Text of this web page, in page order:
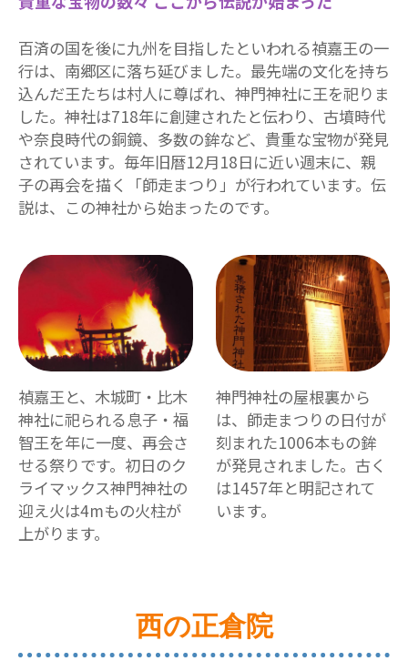
百済の国を後に九州を目指したといわれる禎嘉王の一
行は、南郷区に落ち延びました。最先端の文化を持ち
込んだ王たちは村人に尊ばれ、神門神社に王を祀りま
した。神社は718年に創建されたと伝わり、古墳時代
や奈良時代の銅鏡、多数の鉾など、貴重な宝物が発見
されています。毎年旧暦12月18日に近い週末に、親
子の再会を描く「師走まつり」が行われています。伝
説は、この神社から始まったのです。
禎嘉王と、木城町・比木
神社に祀られる息子・福
智王を年に一度、再会さ
せる祭りです。初日のク
ライマックス神門神社の
迎え火は4mもの火柱が
上がります。
神門神社の屋根裏から
は、師走まつりの日付が
刻まれた1006本もの鉾
が発見されました。古く
は1457年と明記されて
います。
西の正倉院